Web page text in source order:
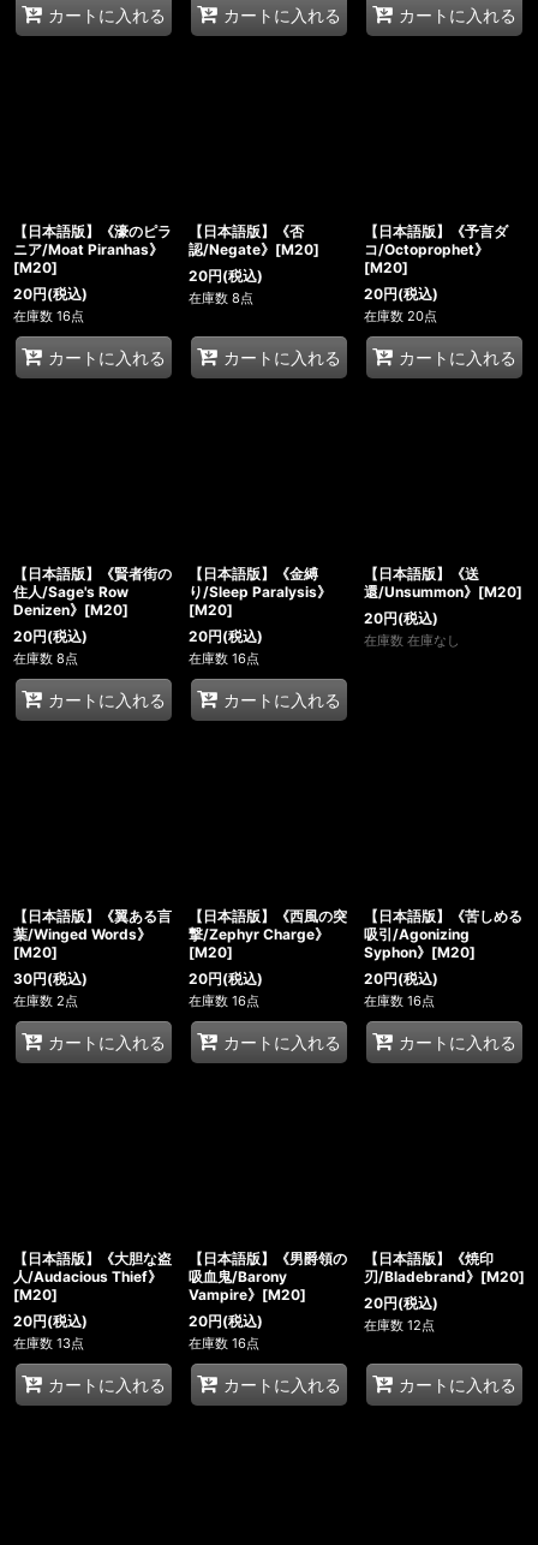
カートに入れる カートに入れる カートに入れる
【日本語版】《濠のピラ
ニア/Moat Piranhas》
[M20]
20円(税込)
在庫数 16点
カートに入れる
【日本語版】《否
認/Negate》[M20]
20円(税込)
在庫数 8点
カートに入れる
【日本語版】《予言ダ
コ/Octoprophet》
[M20]
20円(税込)
在庫数 20点
カートに入れる
【日本語版】《賢者街の
住人/Sage's Row
Denizen》[M20]
20円(税込)
在庫数 8点
カートに入れる
【日本語版】《金縛
り/Sleep Paralysis》
[M20]
20円(税込)
在庫数 16点
カートに入れる
【日本語版】《送
還/Unsummon》[M20]
20円(税込)
在庫数 在庫なし
【日本語版】《翼ある言
葉/Winged Words》
[M20]
30円(税込)
在庫数 2点
カートに入れる
【日本語版】《西風の突
撃/Zephyr Charge》
[M20]
20円(税込)
在庫数 16点
カートに入れる
【日本語版】《苦しめる
吸引/Agonizing
Syphon》[M20]
20円(税込)
在庫数 16点
カートに入れる
【日本語版】《大胆な盗
人/Audacious Thief》
[M20]
20円(税込)
在庫数 13点
カートに入れる
【日本語版】《男爵領の
吸血鬼/Barony
Vampire》[M20]
20円(税込)
在庫数 16点
カートに入れる
【日本語版】《焼印
刃/Bladebrand》[M20]
20円(税込)
在庫数 12点
カートに入れる